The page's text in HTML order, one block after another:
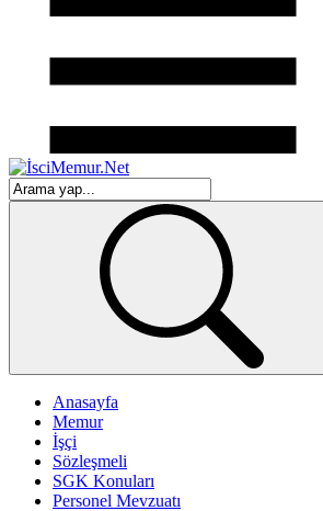
Anasayfa
Memur
İşçi
Sözleşmeli
SGK Konuları
Personel Mevzuatı